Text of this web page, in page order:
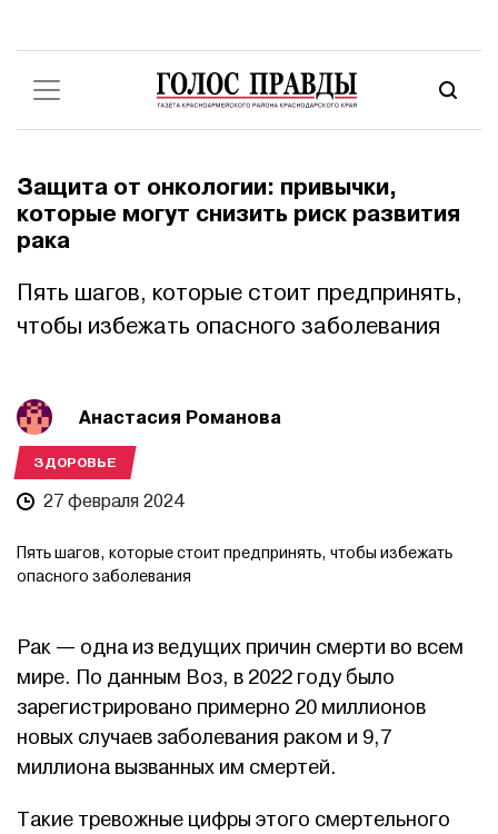
Защита от онкологии: привычки,
которые могут снизить риск развития
рака
Пять шагов, которые стоит предпринять,
чтобы избежать опасного заболевания
Анастасия Романова
ЗДОРОВЬЕ
27 февраля 2024
Пять шагов, которые стоит предпринять, чтобы избежать
опасного заболевания
Рак — одна из ведущих причин смерти во всем
мире. По данным Воз, в 2022 году было
зарегистрировано примерно 20 миллионов
новых случаев заболевания раком и 9,7
миллиона вызванных им смертей.
Такие тревожные цифры этого смертельного